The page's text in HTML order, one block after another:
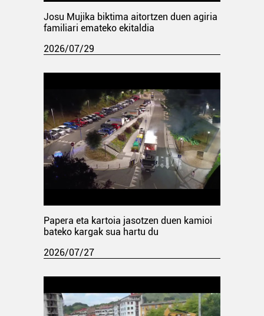
Josu Mujika biktima aitortzen duen agiria
familiari emateko ekitaldia
2026/07/29
Papera eta kartoia jasotzen duen kamioi
bateko kargak sua hartu du
2026/07/27